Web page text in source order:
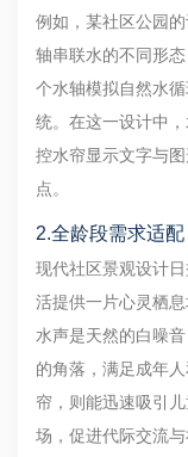
例如，某社区公园
轴串联水的不同形
个水轴模拟自然水
统。在这一设计中
控水帘显示文字与
点。
2.全龄段需求适配
现代社区景观设计
活提供一片心灵栖
水声是天然的白噪
的角落，满足成年
帘，则能迅速吸引
场，促进代际交流与